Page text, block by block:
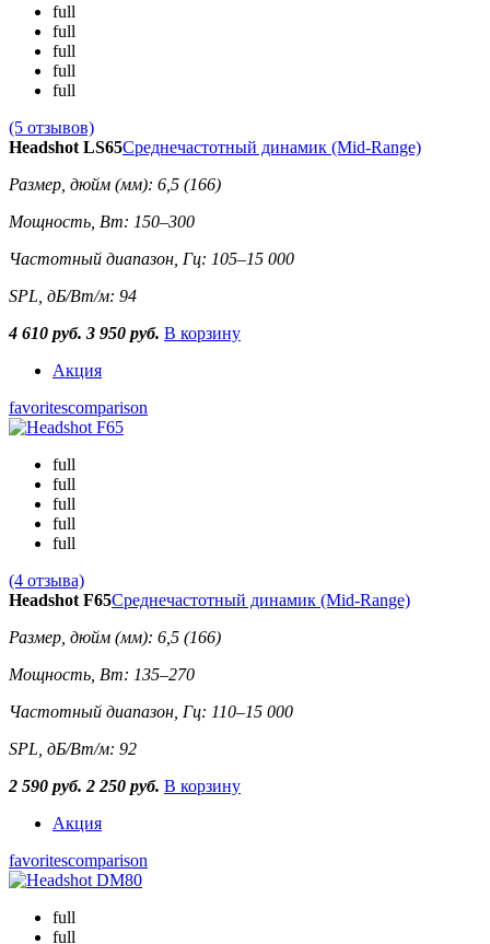
full
full
full
full
full
(5 отзывов)
Headshot LS65Среднечастотный динамик (Mid-Range)
Размер, дюйм (мм): 6,5 (166)
Мощность, Вт: 150–300
Частотный диапазон, Гц: 105–15 000
SPL, дБ/Вт/м: 94
4 610 руб. 3 950 руб. В корзину
Акция
favoritescomparison
full
full
full
full
full
(4 отзыва)
Headshot F65Среднечастотный динамик (Mid-Range)
Размер, дюйм (мм): 6,5 (166)
Мощность, Вт: 135–270
Частотный диапазон, Гц: 110–15 000
SPL, дБ/Вт/м: 92
2 590 руб. 2 250 руб. В корзину
Акция
favoritescomparison
full
full